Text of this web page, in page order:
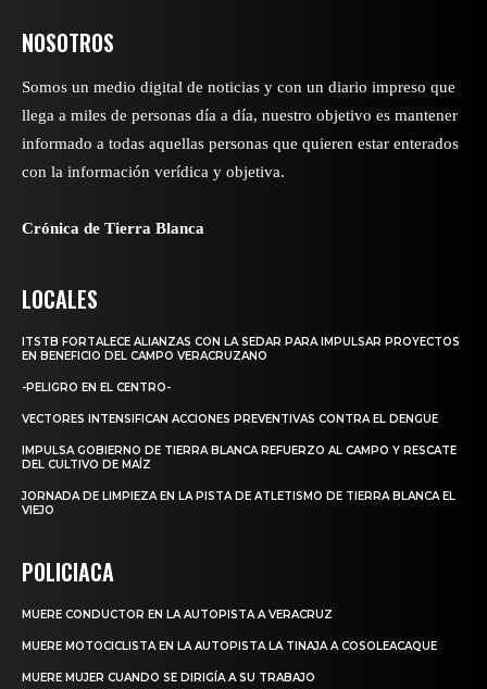
NOSOTROS
Somos un medio digital de noticias y con un diario impreso que
llega a miles de personas día a día, nuestro objetivo es mantener
informado a todas aquellas personas que quieren estar enterados
con la información verídica y objetiva.
Crónica de Tierra Blanca
LOCALES
ITSTB FORTALECE ALIANZAS CON LA SEDAR PARA IMPULSAR PROYECTOS
EN BENEFICIO DEL CAMPO VERACRUZANO
-PELIGRO EN EL CENTRO-
VECTORES INTENSIFICAN ACCIONES PREVENTIVAS CONTRA EL DENGUE
IMPULSA GOBIERNO DE TIERRA BLANCA REFUERZO AL CAMPO Y RESCATE
DEL CULTIVO DE MAÍZ
JORNADA DE LIMPIEZA EN LA PISTA DE ATLETISMO DE TIERRA BLANCA EL
VIEJO
POLICIACA
MUERE CONDUCTOR EN LA AUTOPISTA A VERACRUZ
MUERE MOTOCICLISTA EN LA AUTOPISTA LA TINAJA A COSOLEACAQUE
MUERE MUJER CUANDO SE DIRIGÍA A SU TRABAJO